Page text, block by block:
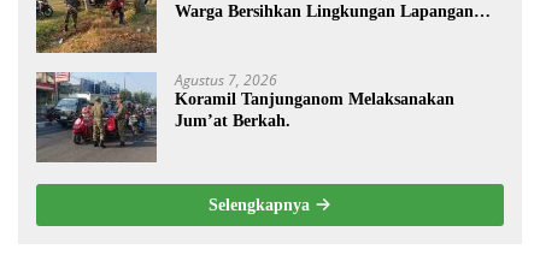
Warga Bersihkan Lingkungan Lapangan
Agustus 7, 2026
Koramil Tanjunganom Melaksanakan
Jum’at Berkah.
Selengkapnya